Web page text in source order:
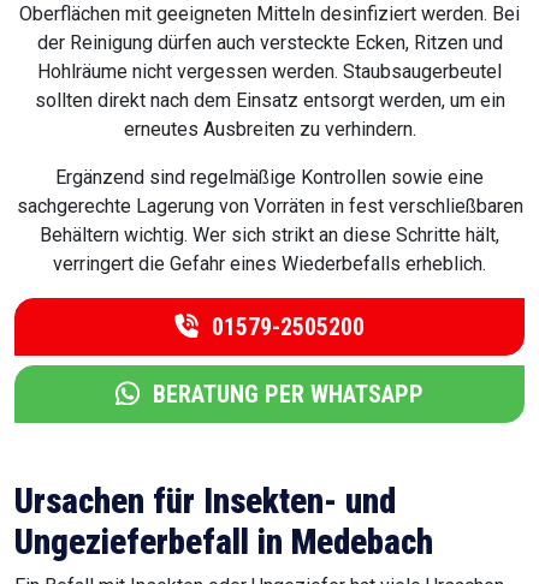
Oberflächen mit geeigneten Mitteln desinfiziert werden. Bei
der Reinigung dürfen auch versteckte Ecken, Ritzen und
Hohlräume nicht vergessen werden. Staubsaugerbeutel
sollten direkt nach dem Einsatz entsorgt werden, um ein
erneutes Ausbreiten zu verhindern.
Ergänzend sind regelmäßige Kontrollen sowie eine
sachgerechte Lagerung von Vorräten in fest verschließbaren
Behältern wichtig. Wer sich strikt an diese Schritte hält,
verringert die Gefahr eines Wiederbefalls erheblich.
01579-2505200
BERATUNG PER WHATSAPP
Ursachen für Insekten- und
Ungezieferbefall in Medebach